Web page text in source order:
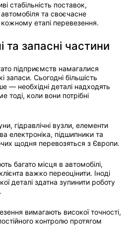
стабільність поставок,
та своєчасне
етапі перевезення.
та запасні частини
підприємств намагалися
запаси. Сьогодні більшість
— необхідні деталі надходять
тоді, коли вони потрібні
гідравлічні вузли, елементи
електроніка, підшипники та
щодня перевозяться з Європи.
багато місця в автомобілі,
важко переоцінити. Іноді
деталі здатна зупинити роботу
вимагають високої точності,
контролю протягом